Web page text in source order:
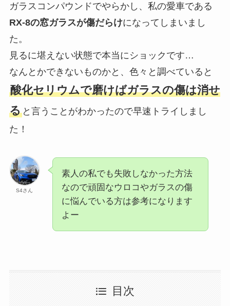
ガラスコンパウンドでやらかし、私の愛車である
RX-8の窓ガラスが傷だらけになってしまいまし
た。
見るに堪えない状態で本当にショックです…
なんとかできないものかと、色々と調べていると
酸化セリウムで磨けばガラスの傷は消せ
ると言うことがわかったので早速トライしまし
た！
S4さん
素人の私でも失敗しなかった方法
なので頑固なウロコやガラスの傷
に悩んでいる方は参考になります
よー
目次